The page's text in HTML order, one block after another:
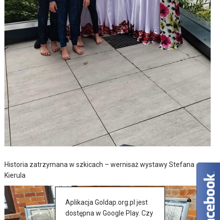
Historia zatrzymana w szkicach – wernisaż wystawy Stefana
Kierula
Aplikacja Goldap.org.pl jest
dostępna w Google Play. Czy